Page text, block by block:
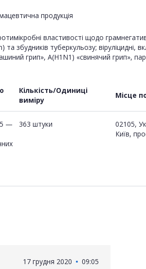
продукція
властивості щодо
збудників туберкульозу; віруліцидні,
грип», A(H1N1) «свинячий грип»,
Кількість/Одиниці
виміру
Місце
5 —
363 штуки
02105,
Київ,
17 грудня 2020 09:05